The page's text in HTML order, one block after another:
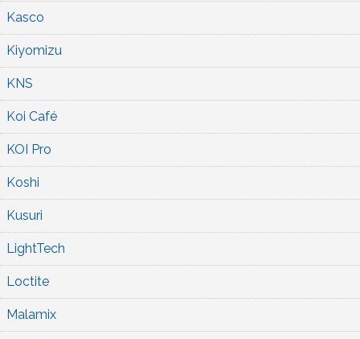
Kasco
Kiyomizu
KNS
Koi Café
KOI Pro
Koshi
Kusuri
LightTech
Loctite
Malamix